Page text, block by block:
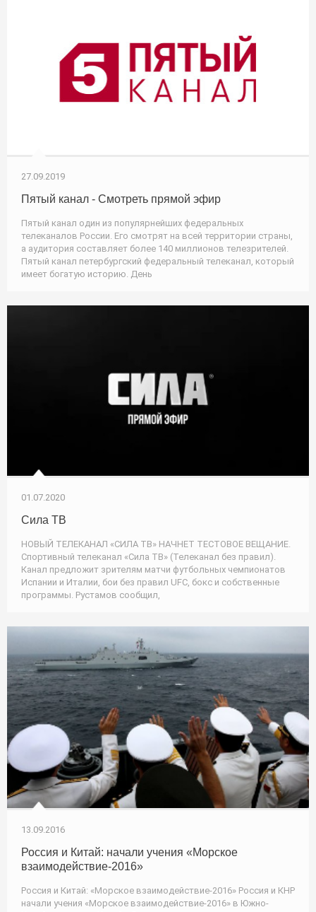
27.09.2019
Пятый канал - Смотреть прямой эфир
Пятый канал один из популярнейших федеральных
телеканалов России. Его смотрят на всей территории страны,
а аудитория составляет более 140 миллионов телезрителей.
Пятый канал петербургский федеральный телеканал, который
имеет богатую историю. День
01.07.2020
Сила ТВ
НОВЫЙ ТЕЛЕКАНАЛ «СИЛА ТВ» НАЧНЕТ ТЕСТОВОЕ ВЕЩАНИЕ.
Спортивный телеканал «Сила ТВ» (Телеканал без правил).
Канал предложит зрителям матчи футбольных чемпионатов
Испании и Италии, бои без правил UFC, бокс и собственные
программы. Рустамов сообщил,
13.09.2016
Россия и Китай: начали учения «Морское
взаимодействие-2016»
Россия и Китай: «Морское взаимодействие-2016» Россия и КНР
начали учения «Морское взаимодействие-2016» в Южно-